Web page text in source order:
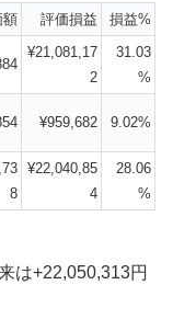
額 評価損益 損益%
¥21,081,17
2
31.03
%
¥959,682 9.02%
8
¥22,040,85
4
28.06
%
は+22,050,313円